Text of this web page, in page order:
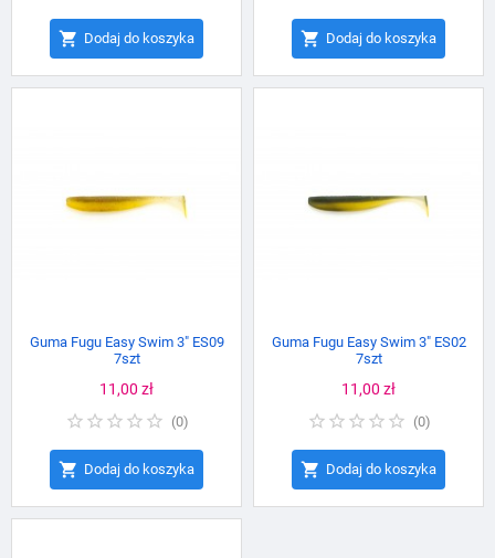
 Dodaj do koszyka  Dodaj do koszyka
Guma Fugu Easy Swim 3" ES09
7szt
Cena
11,00 zł
(0)
 Dodaj do koszyka
Guma Fugu Easy Swim 3" ES02
7szt
Cena
11,00 zł
(0)
 Dodaj do koszyka